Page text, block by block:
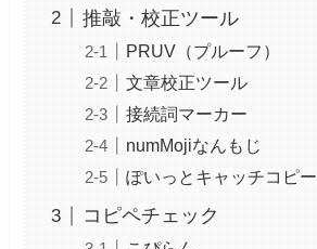
推敲・校正ツール
PRUV（プルーフ）
文章校正ツール
接続詞マーカー
numMojiなんもじ
ぽいっとキャッチコピー
コピペチェック